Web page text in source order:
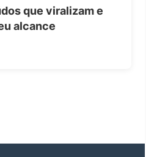
que viralizam e
alcance